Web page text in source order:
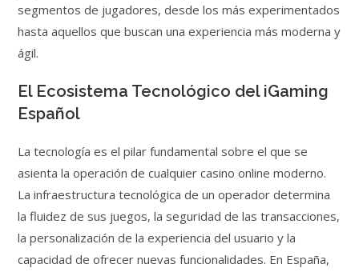
segmentos de jugadores, desde los más experimentados
hasta aquellos que buscan una experiencia más moderna y
ágil.
El Ecosistema Tecnológico del iGaming
Español
La tecnología es el pilar fundamental sobre el que se
asienta la operación de cualquier casino online moderno.
La infraestructura tecnológica de un operador determina
la fluidez de sus juegos, la seguridad de las transacciones,
la personalización de la experiencia del usuario y la
capacidad de ofrecer nuevas funcionalidades. En España,